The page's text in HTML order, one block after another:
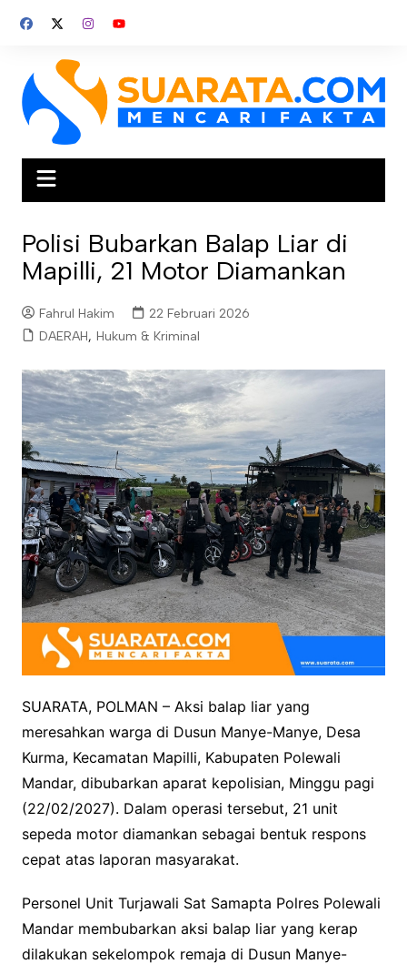
Polisi Bubarkan Balap Liar di
Mapilli, 21 Motor Diamankan
Fahrul Hakim
22 Februari 2026
DAERAH, Hukum & Kriminal
SUARATA, POLMAN – Aksi balap liar yang
meresahkan warga di Dusun Manye-Manye, Desa
Kurma, Kecamatan Mapilli, Kabupaten Polewali
Mandar, dibubarkan aparat kepolisian, Minggu pagi
(22/02/2027). Dalam operasi tersebut, 21 unit
sepeda motor diamankan sebagai bentuk respons
cepat atas laporan masyarakat.
Personel Unit Turjawali Sat Samapta Polres Polewali
Mandar membubarkan aksi balap liar yang kerap
dilakukan sekelompok remaja di Dusun Manye-